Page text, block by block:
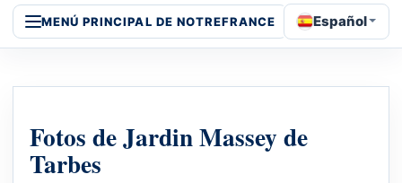
MENÚ PRINCIPAL DE NOTREFRANCE Español
Fotos de Jardin Massey de
Tarbes